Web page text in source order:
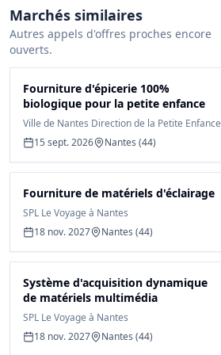
Marchés similaires
Autres appels d'offres proches encore
ouverts.
Fourniture d'épicerie 100%
biologique pour la petite enfance
Ville de Nantes Direction de la Petite Enfance
15 sept. 2026
Nantes (44)
Fourniture de matériels d'éclairage
SPL Le Voyage à Nantes
18 nov. 2027
Nantes (44)
Système d'acquisition dynamique
de matériels multimédia
SPL Le Voyage à Nantes
18 nov. 2027
Nantes (44)